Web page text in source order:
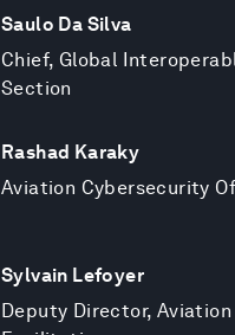
Saulo Da Silva
Chief, Global
Section
Rashad Karaky
Aviation Cybersecurity
Sylvain Lefoyer
Deputy Director,